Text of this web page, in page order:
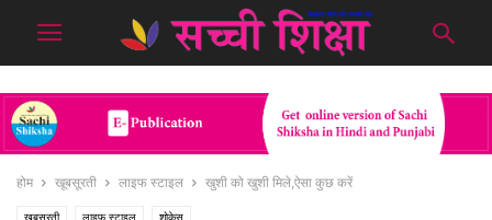
होम खूबसूरती लाइफ स्टाइल खुशी को खुशी मिले,ऐसा कुछ करें
खूबसूरती लाइफ स्टाइल शोकेस